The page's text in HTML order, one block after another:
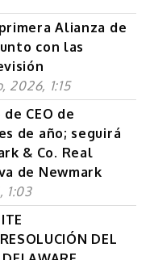
Alianza de
con las
2026, 1:15
CEO de
de año; seguirá
& Co. Real
de Newmark
1:03
DEL